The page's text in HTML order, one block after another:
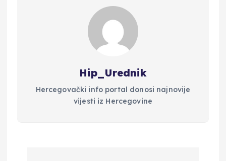
Hip_Urednik
Hercegovački info portal donosi najnovije
vijesti iz Hercegovine